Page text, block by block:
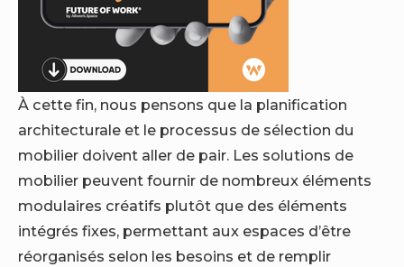
À cette fin, nous pensons que la planification
architecturale et le processus de sélection du
mobilier doivent aller de pair. Les solutions de
mobilier peuvent fournir de nombreux éléments
modulaires créatifs plutôt que des éléments
intégrés fixes, permettant aux espaces d’être
réorganisés selon les besoins et de remplir